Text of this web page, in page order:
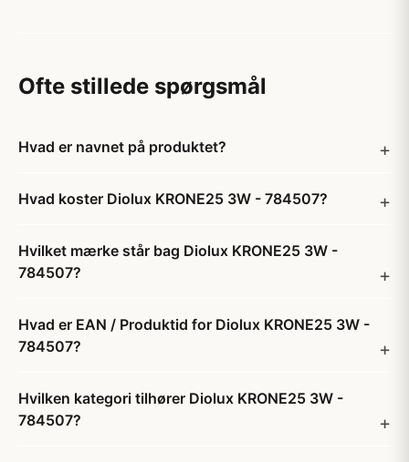
Ofte stillede spørgsmål
Hvad er navnet på produktet?
Hvad koster Diolux KRONE25 3W - 784507?
Hvilket mærke står bag Diolux KRONE25 3W -
784507?
Hvad er EAN / Produktid for Diolux KRONE25 3W -
784507?
Hvilken kategori tilhører Diolux KRONE25 3W -
784507?